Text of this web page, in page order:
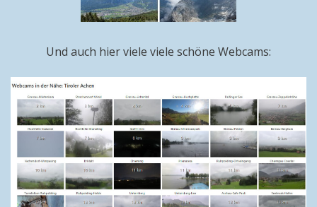
Und auch hier viele viele schöne Webcams: